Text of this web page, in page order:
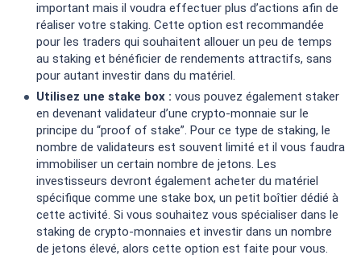
important mais il voudra effectuer plus d’actions afin de
réaliser votre staking. Cette option est recommandée
pour les traders qui souhaitent allouer un peu de temps
au staking et bénéficier de rendements attractifs, sans
pour autant investir dans du matériel.
Utilisez une stake box : vous pouvez également staker
en devenant validateur d’une crypto-monnaie sur le
principe du “proof of stake”. Pour ce type de staking, le
nombre de validateurs est souvent limité et il vous faudra
immobiliser un certain nombre de jetons. Les
investisseurs devront également acheter du matériel
spécifique comme une stake box, un petit boîtier dédié à
cette activité. Si vous souhaitez vous spécialiser dans le
staking de crypto-monnaies et investir dans un nombre
de jetons élevé, alors cette option est faite pour vous.